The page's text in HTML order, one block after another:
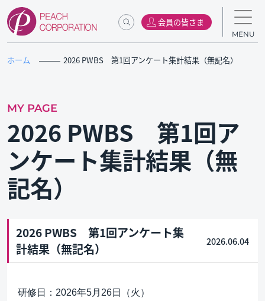
会員の皆さま
MENU
ホーム 2026 PWBS 第1回アンケート集計結果（無記名）
MY PAGE
2026 PWBS 第1回ア
ンケート集計結果（無
記名）
2026 PWBS 第1回アンケート集
計結果（無記名）
2026.06.04
研修日：2026年5月26日（火）